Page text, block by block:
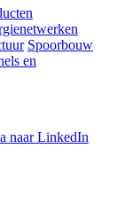
Spoorbouw
en
naar LinkedIn